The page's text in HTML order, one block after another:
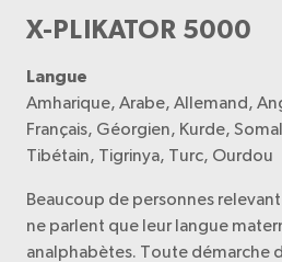
X-PLIKATOR 5000
Langue
Amharique, Arabe, Allemand,
Français, Géorgien, Kurde,
Tibétain, Tigrinya, Turc, Ourdou
Beaucoup de personnes
ne parlent que leur langue
analphabètes. Toute démarche